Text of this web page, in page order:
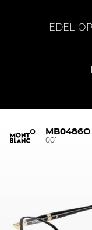
EDEL-
MB0486O
001